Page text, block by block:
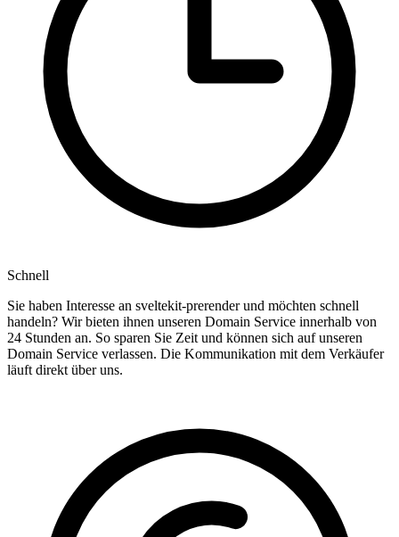
Schnell
Sie haben Interesse an sveltekit-prerender und möchten schnell
handeln? Wir bieten ihnen unseren Domain Service innerhalb von
24 Stunden an. So sparen Sie Zeit und können sich auf unseren
Domain Service verlassen. Die Kommunikation mit dem Verkäufer
läuft direkt über uns.